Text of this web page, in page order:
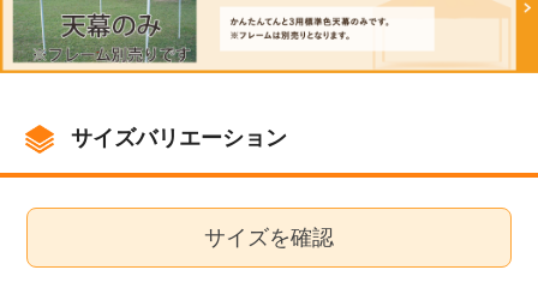
サイズバリエーション
サイズを確認